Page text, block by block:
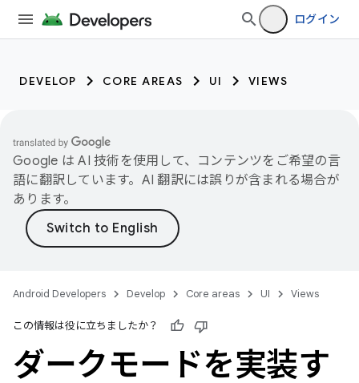
ログイン
DEVELOP CORE AREAS UI VIEWS
Google は AI 技術を使用して、コンテンツをご希望の言
語に翻訳しています。AI 翻訳には誤りが含まれる場合が
あります。
Android Developers Develop Core areas UI Views
この情報は役に立ちましたか？
ダークモードを実装す